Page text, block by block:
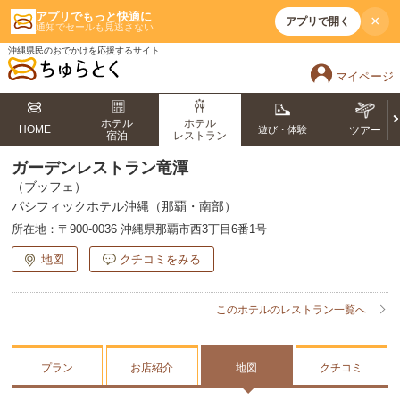
アプリでもっと快適に
通知でセールも見逃さない アプリで開く ×
沖縄県民のおでかけを応援するサイト
マイページ
HOME
ホテル
宿泊
ホテル
レストラン
遊び・体験 ツアー
ガーデンレストラン竜潭
（ブッフェ）
パシフィックホテル沖縄（那覇・南部）
所在地： 〒900-0036 沖縄県那覇市西3丁目6番1号
地図 クチコミをみる
このホテルのレストラン一覧へ
プラン お店紹介 地図 クチコミ